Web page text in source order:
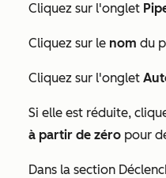
Cliquez sur l'onglet
Cliquez sur le nom du
Cliquez sur l'onglet
Si elle est réduite,
à partir de zéro pour
Dans la section